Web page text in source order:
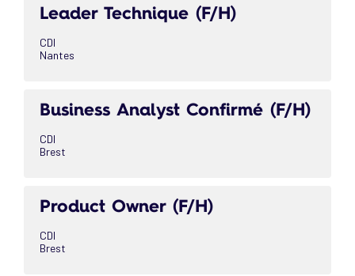
Leader Technique (F/H)
CDI
Nantes
Business Analyst Confirmé (F/H)
CDI
Brest
Product Owner (F/H)
CDI
Brest